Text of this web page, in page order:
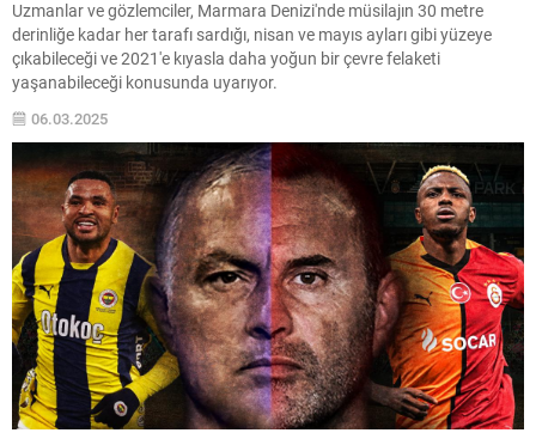
Uzmanlar ve gözlemciler, Marmara Denizi'nde müsilajın 30 metre
derinliğe kadar her tarafı sardığı, nisan ve mayıs ayları gibi yüzeye
çıkabileceği ve 2021'e kıyasla daha yoğun bir çevre felaketi
yaşanabileceği konusunda uyarıyor.
06.03.2025